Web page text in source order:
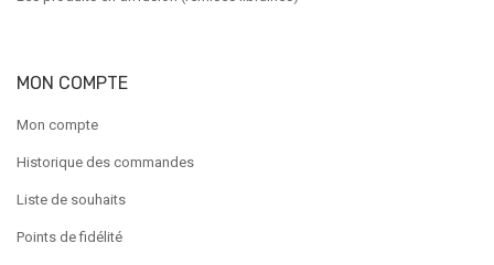
MON COMPTE
Mon compte
Historique des commandes
Liste de souhaits
Points de fidélité